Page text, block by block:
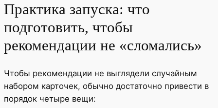
Практика запуска: что
подготовить, чтобы
рекомендации не «сломались»
Чтобы рекомендации не выглядели случайным
набором карточек, обычно достаточно привести в
порядок четыре вещи: